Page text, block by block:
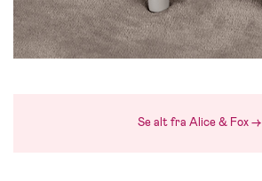
Se alt fra Alice & Fox →